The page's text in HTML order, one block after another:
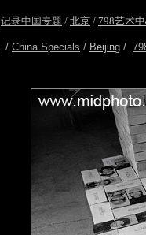
记录中国专题 / 北京 / 798艺术
/ China Specials / Beijing /